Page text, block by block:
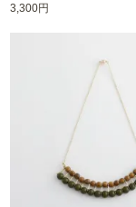
3,300円